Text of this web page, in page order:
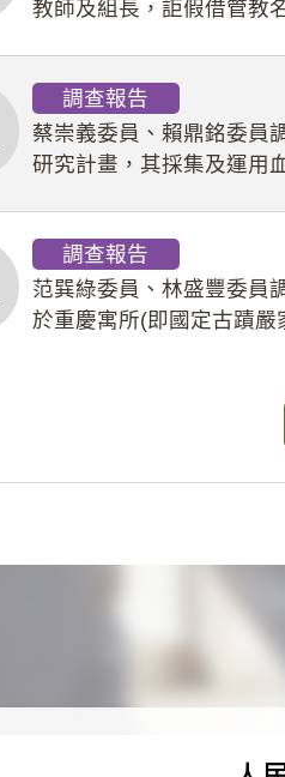
教師及組長，詎假借管教
調查報告
蔡崇義委員、賴鼎銘委員
研究計畫，其採集及運用
調查報告
范巽綠委員、林盛豐委員
於重慶寓所(即國定古蹟